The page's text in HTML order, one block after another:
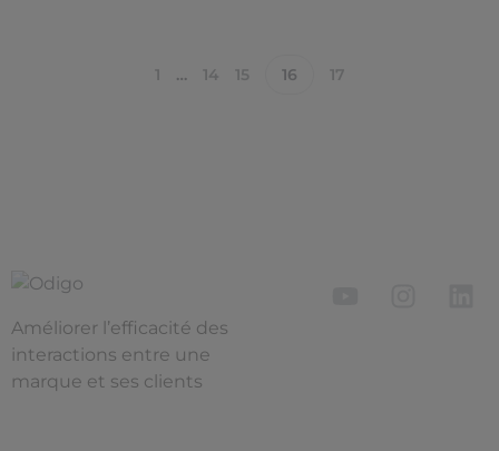
1 … 14 15 16 17
Améliorer l’efficacité des
interactions entre une
marque et ses clients